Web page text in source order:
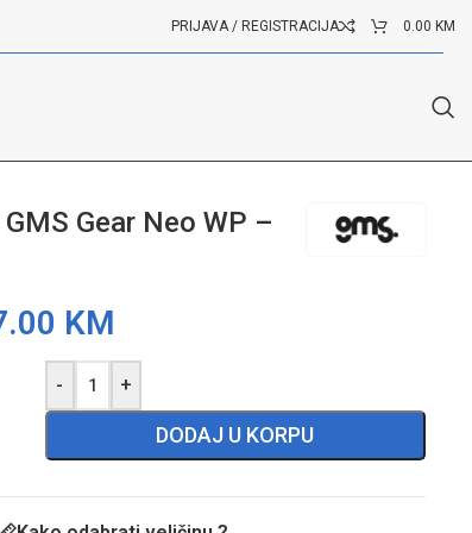
PRIJAVA / REGISTRACIJA 0.00 KM
Gear Neo WP –
KM
- +
DODAJ U KORPU